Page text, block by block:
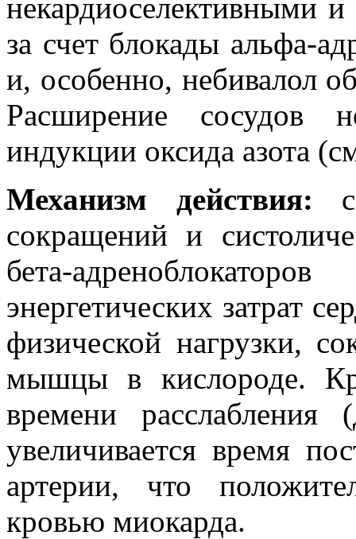
некардиоселективными
за счет блокады альфа-
и, особенно, небивалол
Расширение сосудов
индукции оксида азота
Механизм действия:
сокращений и
бета-
энергетических затрат
физической нагрузки,
мышцы в кислороде.
времени
увеличивается время
артерии, что
кровью миокарда.